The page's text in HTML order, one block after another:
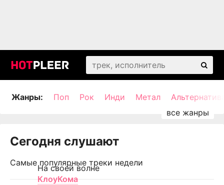
Жанры: Поп Рок Инди Метал
Сегодня слушают
Самые популярные треки недели
На своей волне
КлоуКома